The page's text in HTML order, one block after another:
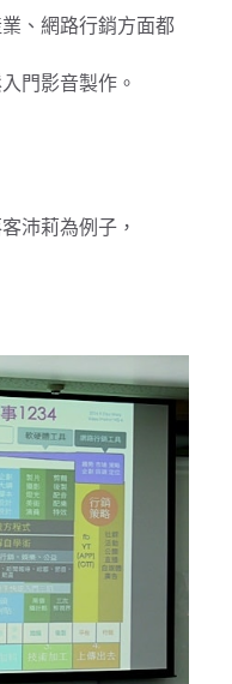
、網路行銷方面都
門影音製作。
沛莉為例子，